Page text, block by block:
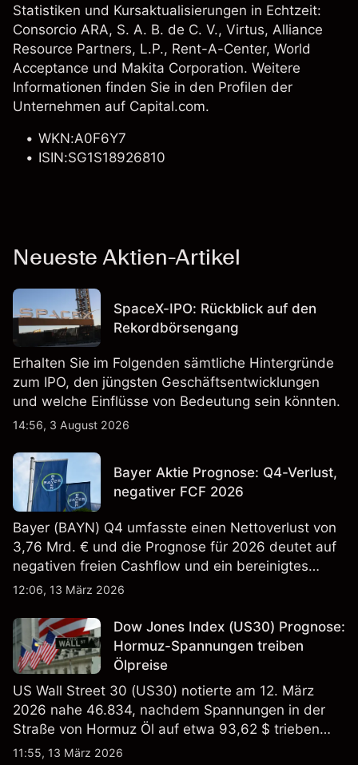
Statistiken und Kursaktualisierungen in Echtzeit:
Consorcio ARA, S. A. B. de C. V., Virtus, Alliance
Resource Partners, L.P., Rent-A-Center, World
Acceptance und Makita Corporation. Weitere
Informationen finden Sie in den Profilen der
Unternehmen auf Capital.com.
WKN:A0F6Y7
ISIN:SG1S18926810
Neueste Aktien-Artikel
SpaceX-IPO: Rückblick auf den
Rekordbörsengang
Erhalten Sie im Folgenden sämtliche Hintergründe
zum IPO, den jüngsten Geschäftsentwicklungen
und welche Einflüsse von Bedeutung sein könnten.
14:56, 3 August 2026
Bayer Aktie Prognose: Q4-Verlust,
negativer FCF 2026
Bayer (BAYN) Q4 umfasste einen Nettoverlust von
3,76 Mrd. € und die Prognose für 2026 deutet auf
negativen freien Cashflow und ein bereinigtes
EBITDA von 9,6–10,1 Mrd. € hin. Die
verlässlicher Indikator für zukünftige Ergebnisse.
12:06, 13 März 2026
Dow Jones Index (US30) Prognose:
Hormuz-Spannungen treiben
Ölpreise
US Wall Street 30 (US30) notierte am 12. März
2026 nahe 46.834, nachdem Spannungen in der
Straße von Hormuz Öl auf etwa 93,62 $ trieben
und die US-Arbeitslosigkeit auf 4,4% stieg. Die
11:55, 13 März 2026